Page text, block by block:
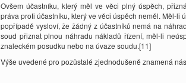
Ovšem účastníku, který měl ve věci plný úspěch,
práva proti účastníku, který ve věci úspěch neměl. Měl-
popřípadě vysloví, že žádný z účastníků nemá na
soud přiznat plnou náhradu nákladů řízení, měl-li
znaleckém posudku nebo na úvaze soudu.[11]
Výše uvedené pro pozůstalé zjednodušeně znamená